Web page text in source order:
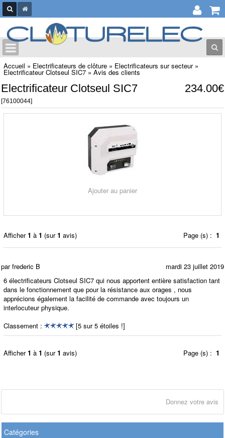
Accueil » Electrificateurs de clôture » Electrificateurs sur secteur »
Electrificateur Clotseul SIC7 » Avis des clients
234.00€
Electrificateur Clotseul SIC7
[76100044]
Ajouter au panier
Page (s) :1
Afficher1 à 1 (sur1 avis)
mardi 23 juillet 2019
par frederic B
6 électrificateurs Clotseul SIC7 qui nous apportent entière satisfaction tant
dans le fonctionnement que pour la résistance aux orages , nous
apprécions également la facilité de commande avec toujours un
interlocuteur physique.
Classement :
[5 sur 5 étoiles !]
Page (s) :1
Afficher1 à 1 (sur1 avis)
Donnez votre avis
Catégories